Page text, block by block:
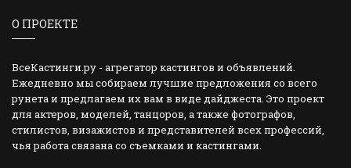
О ПРОЕКТЕ
ВсеКастинги.ру - агрегатор кастингов и объявлений.
Ежедневно мы собираем лучшие предложения со всего
рунета и предлагаем их вам в виде дайджеста. Это проект
для актеров, моделей, танцоров, а также фотографов,
стилистов, визажистов и представителей всех профессий,
чья работа связана со съемками и кастингами.